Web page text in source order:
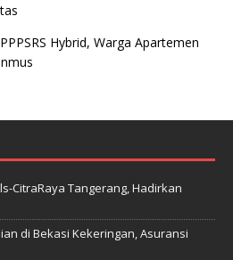
Hybrid, Warga Apartemen
CitraRaya Tangerang, Hadirkan
di Bekasi Kekeringan, Asuransi